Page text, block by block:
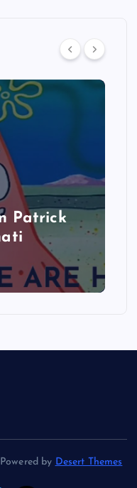
Patrick
by Desert Themes